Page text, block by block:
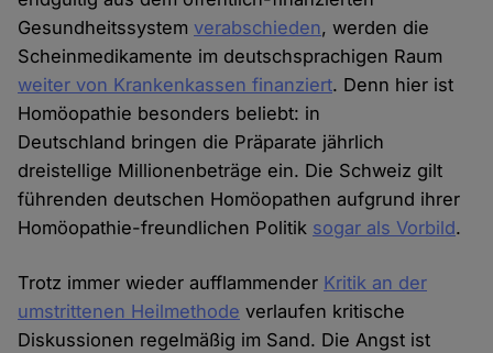
Gesundheitssystemverabschieden, werden die
Scheinmedikamente im deutschsprachigen Raum
weiter von Krankenkassen finanziert. Denn hier ist
Homöopathie besonders beliebt: in
Deutschland bringen die Präparate jährlich
dreistellige Millionenbeträge ein. Die Schweiz gilt
führenden deutschen Homöopathen aufgrund ihrer
Homöopathie-freundlichen Politik sogar als Vorbild.
Trotz immer wieder aufflammender Kritik an der
umstrittenen Heilmethode verlaufen kritische
Diskussionen regelmäßig im Sand. Die Angst ist